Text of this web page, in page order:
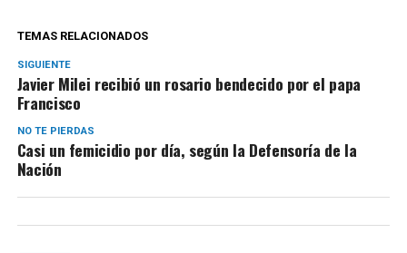
TEMAS RELACIONADOS
SIGUIENTE
Javier Milei recibió un rosario bendecido por el papa
Francisco
NO TE PIERDAS
Casi un femicidio por día, según la Defensoría de la
Nación